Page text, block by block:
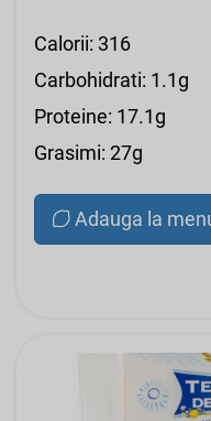
Calorii: 316
Carbohidrati: 1.1g
Proteine: 17.1g
Grasimi: 27g
Adauga la